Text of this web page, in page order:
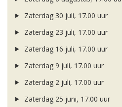
Zaterdag 30 juli, 17.00 uur
Zaterdag 23 juli, 17.00 uur
Zaterdag 16 juli, 17.00 uur
Zaterdag 9 juli, 17.00 uur
Zaterdag 2 juli, 17.00 uur
Zaterdag 25 juni, 17.00 uur